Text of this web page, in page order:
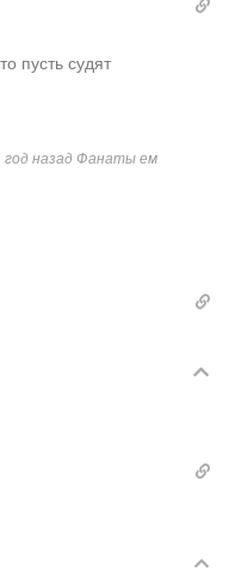
пусть судят
год назад Фанаты ем